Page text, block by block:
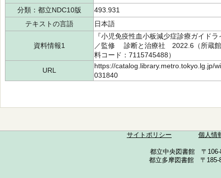
分類：都立NDC10版
493.931
テキストの言語
日本語
資料情報1
『小児免疫性血小板減少症診療ガイド
／監修 診断と治療社 2022.6（所蔵
料コード：7115745488）
URL
https://catalog.library.metro.tokyo.lg.jp/
031840
サイトポリシー 個人情
都立中央図書館 〒
都立多摩図書館 〒185-